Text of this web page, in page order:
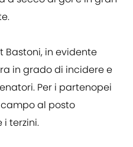
Bastoni, in evidente
in grado di incidere e
Per i partenopei
al posto
i terzini.